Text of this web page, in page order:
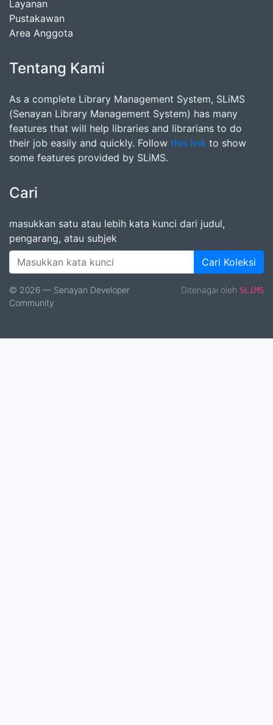
Layanan
Pustakawan
Area Anggota
Tentang Kami
As a complete Library Management System, SLiMS
(Senayan Library Management System) has many
features that will help libraries and librarians to do
their job easily and quickly. Follow this link to show
some features provided by SLiMS.
Cari
masukkan satu atau lebih kata kunci dari judul,
pengarang, atau subjek
Cari Koleksi
© 2026 — Senayan Developer
Community
Ditenagai oleh SLiMS